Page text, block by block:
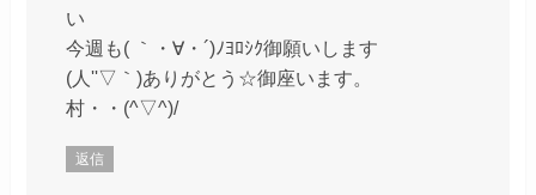
い
今週も( ｀・∀・´)ﾉﾖﾛｼｸ御願いします
(人''▽｀)ありがとう☆御座います。
村・・(^▽^)/
返信